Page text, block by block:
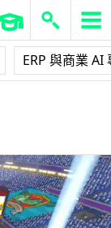
ERP 與商業 AI